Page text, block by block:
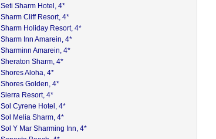
Seti Sharm Hotel, 4*
Sharm Cliff Resort, 4*
Sharm Holiday Resort, 4*
Sharm Inn Amarein, 4*
Sharminn Amarein, 4*
Sheraton Sharm, 4*
Shores Aloha, 4*
Shores Golden, 4*
Sierra Resort, 4*
Sol Cyrene Hotel, 4*
Sol Melia Sharm, 4*
Sol Y Mar Sharming Inn, 4*